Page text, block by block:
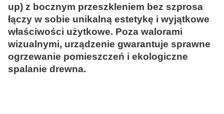
up) z bocznym przeszkleniem bez szprosa
łączy w sobie unikalną estetykę i wyjątkowe
właściwości użytkowe. Poza walorami
wizualnymi, urządzenie gwarantuje sprawne
ogrzewanie pomieszczeń i ekologiczne
spalanie drewna.